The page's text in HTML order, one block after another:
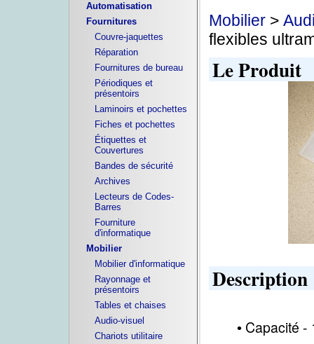
Automatisation
Fournitures
Couvre-jaquettes
Réparation
Fournitures de bureau
Périodiques et
présentoirs
Laminoirs et pochettes
Fiches et pochettes
Étiquettes et
Couvertures
Bandes de sécurité
Archives
Lecteurs de Codes-
Barres
Fourniture
d'informatique
Mobilier
Mobilier d'informatique
Rayonnage et
présentoirs
Tables et chaises
Audio-visuel
Chariots utilitaire
Mobilier >
flexibles
Le Produit
Description
• Capacité -